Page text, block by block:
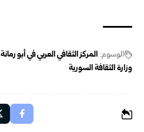
الوسوم: المركز الثقافي العربي في أبو رمانة
وزارة الثقافة السورية